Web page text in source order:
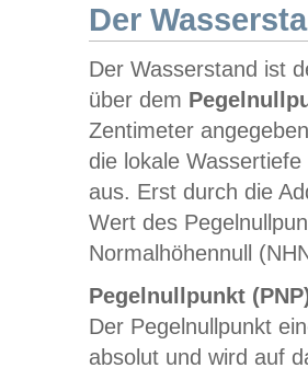
Der
Der Wasserstand ist
über dem
Zentimeter
die lokale
aus. Erst durch die
Wert des
Normalhöhennull
Pegelnullpunkt
Der Pegelnullpunkt
absolut und wird auf